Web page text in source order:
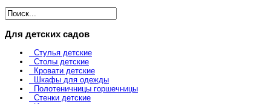
Для детских садов
Стулья детские
Столы детские
Кровати детские
Шкафы для одежды
Полотеничницы горшечницы
Стенки детские